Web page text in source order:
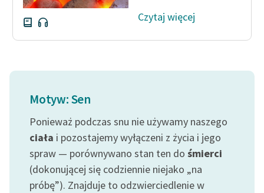
O nas
Zasady wykorzystania
Wolnych Lektur
Logotypy
Materiały promocyjne
Czytaj więcej
Motyw: Sen
Ponieważ podczas snu nie używamy naszego
ciała i pozostajemy wyłączeni z życia i jego
spraw — porównywano stan ten do śmierci
(dokonującej się codziennie niejako „na
próbę”). Znajduje to odzwierciedlenie w